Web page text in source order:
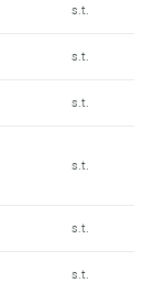
s.t.
s.t.
s.t.
s.t.
s.t.
s.t.